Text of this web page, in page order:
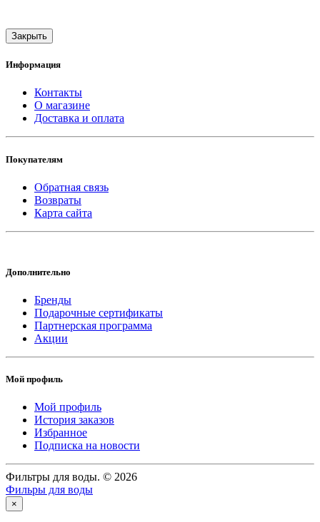
Закрыть
Информация
Контакты
О магазине
Доставка и оплата
Покупателям
Обратная связь
Возвраты
Карта сайта
Дополнительно
Бренды
Подарочные сертификаты
Партнерская программа
Акции
Мой профиль
Мой профиль
История заказов
Избранное
Подписка на новости
Фильтры для воды. © 2026
Фильры для воды
×